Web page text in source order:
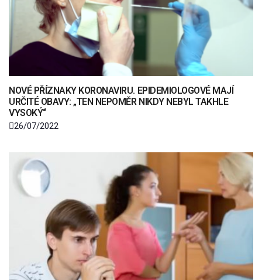
NOVÉ PŘÍZNAKY KORONAVIRU. EPIDEMIOLOGOVÉ MAJÍ
URČITÉ OBAVY: „TEN NEPOMĚR NIKDY NEBYL TAKHLE
VYSOKÝ“
26/07/2022